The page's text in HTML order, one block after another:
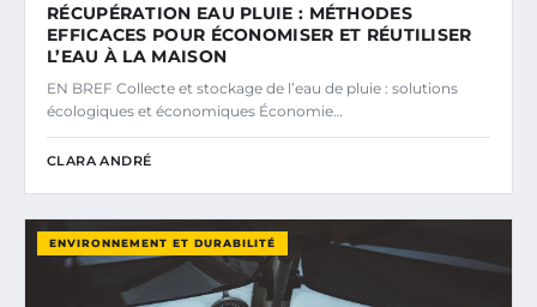
RÉCUPÉRATION EAU PLUIE : MÉTHODES
EFFICACES POUR ÉCONOMISER ET RÉUTILISER
L’EAU À LA MAISON
EN BREF Collecte et stockage de l’eau de pluie : solutions
écologiques et économiques Économie…
CLARA ANDRÉ
ENVIRONNEMENT ET DURABILITÉ